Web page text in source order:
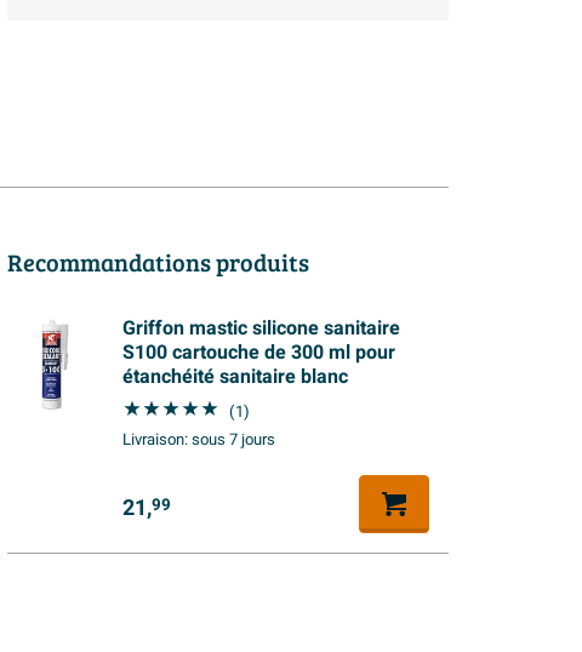
Recommandations produits
Griffon mastic silicone sanitaire
S100 cartouche de 300 ml pour
étanchéité sanitaire blanc
(1)
Livraison:sous 7 jours
21,99